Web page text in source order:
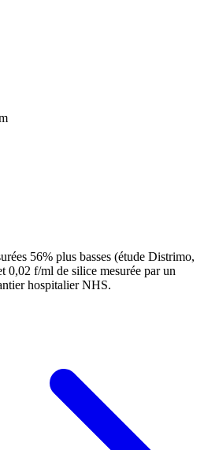
56% plus basses (étude Distrimo,
0,02 f/ml de silice mesurée par un
hospitalier NHS.